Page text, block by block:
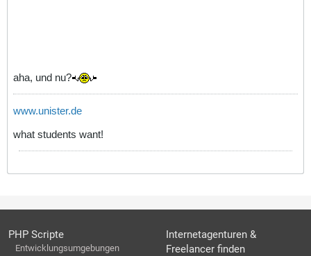
aha, und nu?
www.unister.de
what students want!
PHP Scripte
Entwicklungsumgebungen
Internetagenturen &
Freelancer finden